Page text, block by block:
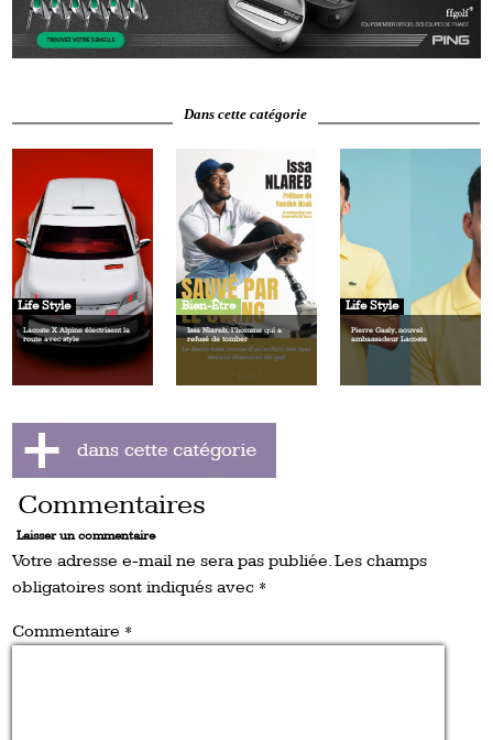
Dans cette catégorie
Life Style
Lacoste X Alpine électrisent la
route avec style
Bien-Être
Issa Nlareb, l’homme qui a
refusé de tomber
Life Style
Pierre Gasly, nouvel
ambassadeur Lacoste
Commentaires
Laisser un commentaire
Votre adresse e-mail ne sera pas publiée.Les champs
obligatoires sont indiqués avec *
Commentaire *